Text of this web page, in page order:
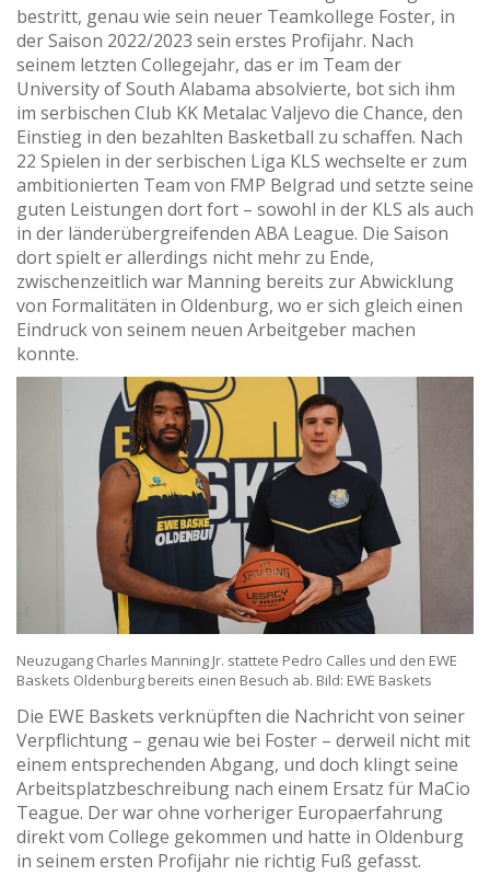
bestritt, genau wie sein neuer Teamkollege Foster, in
der Saison 2022/2023 sein erstes Profijahr. Nach
seinem letzten Collegejahr, das er im Team der
University of South Alabama absolvierte, bot sich ihm
im serbischen Club KK Metalac Valjevo die Chance, den
Einstieg in den bezahlten Basketball zu schaffen. Nach
22 Spielen in der serbischen Liga KLS wechselte er zum
ambitionierten Team von FMP Belgrad und setzte seine
guten Leistungen dort fort – sowohl in der KLS als auch
in der länderübergreifenden ABA League. Die Saison
dort spielt er allerdings nicht mehr zu Ende,
zwischenzeitlich war Manning bereits zur Abwicklung
von Formalitäten in Oldenburg, wo er sich gleich einen
Eindruck von seinem neuen Arbeitgeber machen
konnte.
Neuzugang Charles Manning Jr. stattete Pedro Calles und den EWE
Baskets Oldenburg bereits einen Besuch ab. Bild: EWE Baskets
Die EWE Baskets verknüpften die Nachricht von seiner
Verpflichtung – genau wie bei Foster – derweil nicht mit
einem entsprechenden Abgang, und doch klingt seine
Arbeitsplatzbeschreibung nach einem Ersatz für MaCio
Teague. Der war ohne vorheriger Europaerfahrung
direkt vom College gekommen und hatte in Oldenburg
in seinem ersten Profijahr nie richtig Fuß gefasst.